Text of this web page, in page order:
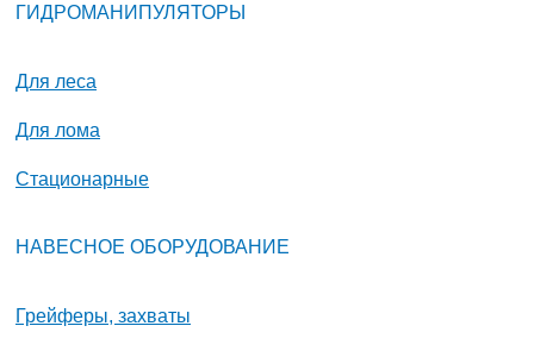
ГИДРОМАНИПУЛЯТОРЫ
Для леса
Для лома
Стационарные
НАВЕСНОЕ ОБОРУДОВАНИЕ
Грейферы, захваты